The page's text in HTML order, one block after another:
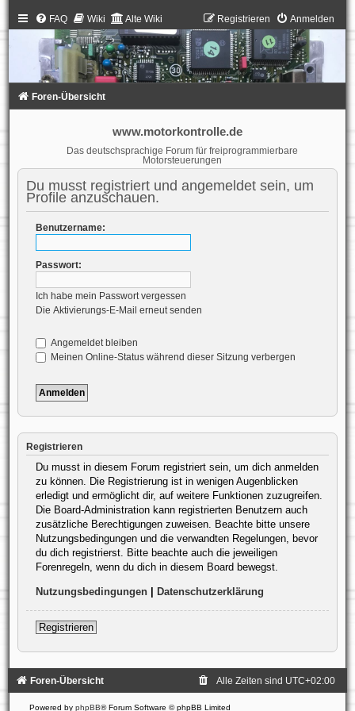
FAQ Wiki Alte Wiki Anmelden
Registrieren
Foren-Übersicht
www.motorkontrolle.de
Das deutschsprachige Forum für freiprogrammierbare
Motorsteuerungen
Du musst registriert und angemeldet sein, um
Profile anzuschauen.
Benutzername:
Passwort:
Ich habe mein Passwort vergessen
Die Aktivierungs-E-Mail erneut senden
Angemeldet bleiben
Meinen Online-Status während dieser Sitzung verbergen
Registrieren
Du musst in diesem Forum registriert sein, um dich anmelden
zu können. Die Registrierung ist in wenigen Augenblicken
erledigt und ermöglicht dir, auf weitere Funktionen zuzugreifen.
Die Board-Administration kann registrierten Benutzern auch
zusätzliche Berechtigungen zuweisen. Beachte bitte unsere
Nutzungsbedingungen und die verwandten Regelungen, bevor
du dich registrierst. Bitte beachte auch die jeweiligen
Forenregeln, wenn du dich in diesem Board bewegst.
Nutzungsbedingungen| Datenschutzerklärung
Registrieren
Foren-Übersicht Alle Zeiten sind UTC+02:00
Powered by phpBB® Forum Software © phpBB Limited